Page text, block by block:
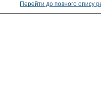
Перейти до повного опису